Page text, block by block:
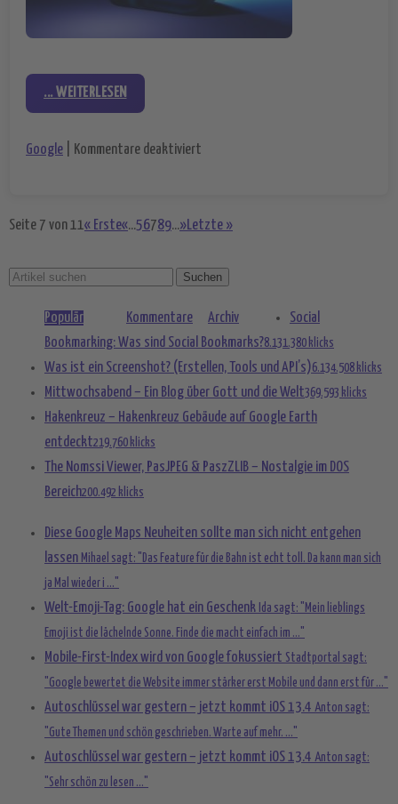
... WEITERLESEN
Google Kommentare deaktiviert
Seite 7 von 11« Erste«...56789...»Letzte »
Populär Kommentare Archiv
Social
Bookmarking: Was sind Social Bookmarks?8.131.380 klicks
Was ist ein Screenshot? (Erstellen, Tools und API’s)6.134.508 klicks
Mittwochsabend – Ein Blog über Gott und die Welt369.593 klicks
Hakenkreuz – Hakenkreuz Gebäude auf Google Earth
entdeckt219.760 klicks
The Nomssi Viewer, PasJPEG & PaszZLIB – Nostalgie im DOS
Bereich200.492 klicks
Diese Google Maps Neuheiten sollte man sich nicht entgehen
lassen Mihael sagt: "Das Feature für die Bahn ist echt toll. Da kann man sich
ja Mal wieder i ..."
Welt-Emoji-Tag: Google hat ein Geschenk Ida sagt: "Mein lieblings
Emoji ist die lächelnde Sonne. Finde die macht einfach im ..."
Mobile-First-Index wird von Google fokussiert Stadtportal sagt:
"Google bewertet die Website immer stärker erst Mobile und dann erst für ..."
Autoschlüssel war gestern – jetzt kommt iOS 13.4 Anton sagt:
"Gute Themen und schön geschrieben. Warte auf mehr. ..."
Autoschlüssel war gestern – jetzt kommt iOS 13.4 Anton sagt:
"Sehr schön zu lesen ..."